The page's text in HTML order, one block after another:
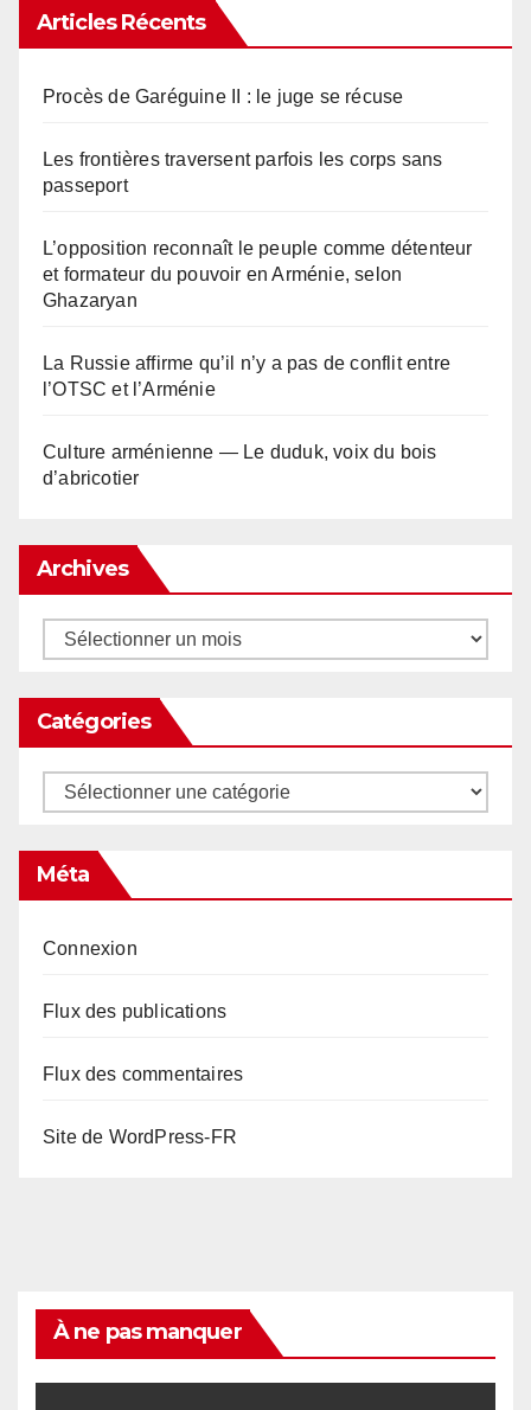
Articles Récents
Procès de Garéguine II : le juge se récuse
Les frontières traversent parfois les corps sans
passeport
L’opposition reconnaît le peuple comme détenteur
et formateur du pouvoir en Arménie, selon
Ghazaryan
La Russie affirme qu’il n’y a pas de conflit entre
l’OTSC et l’Arménie
Culture arménienne — Le duduk, voix du bois
d’abricotier
Archives
Archives
Catégories
Catégories
Méta
Connexion
Flux des publications
Flux des commentaires
Site de WordPress-FR
À ne pas manquer